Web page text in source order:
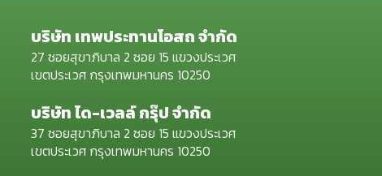
บริษัท เทพประทานโอสถ จำกัด
27 ซอยสุขาภิบาล 2 ซอย 15 แขวงประเวศ
เขตประเวศ กรุงเทพมหานคร 10250
บริษัท ได-เวลล์ กรุ๊ป จำกัด
37 ซอยสุขาภิบาล 2 ซอย 15 แขวงประเวศ
เขตประเวศ กรุงเทพมหานคร 10250